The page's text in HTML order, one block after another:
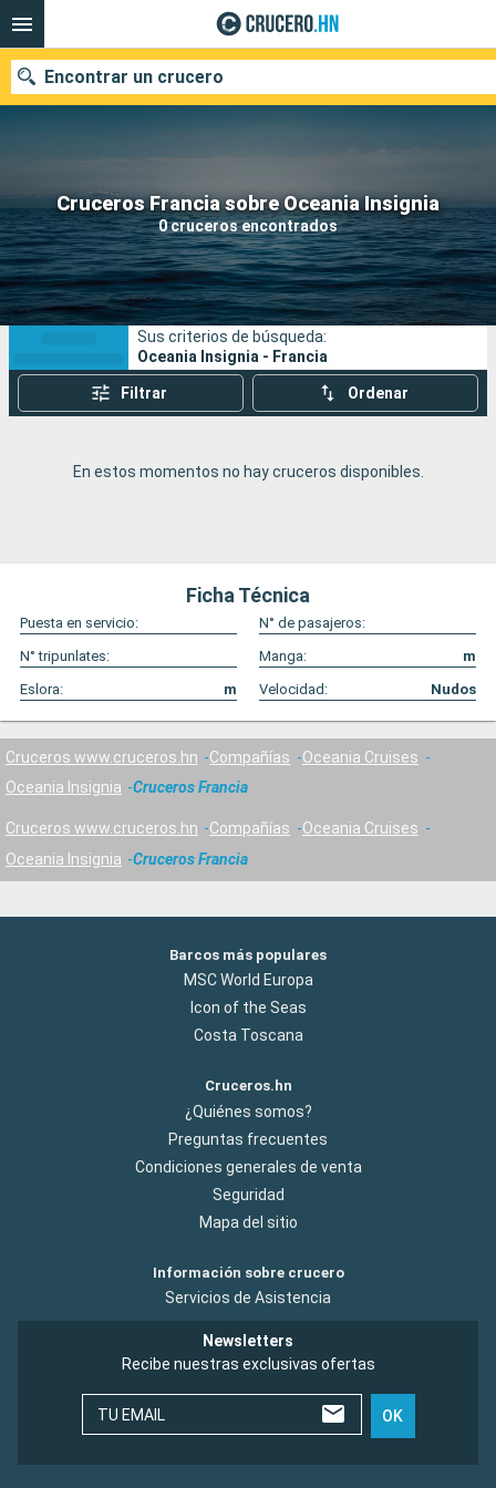
Cruceros Francia sobre Oceania Insignia
0 cruceros encontrados
Encontrar un crucero
Nuestros destinos
Fecha de salida
Puertos Compañías
Buscar
Sus criterios de búsqueda:
Oceania Insignia - Francia
Filtrar Ordenar
En estos momentos no hay cruceros disponibles.
Ficha Técnica
Puesta en servicio:
N° de pasajeros:
N° tripunlates:
Manga:
m
Eslora:
m Velocidad: Nudos
Cruceros www.cruceros.hn Compañías
Oceania Cruises
Oceania Insignia
Cruceros Francia
Cruceros www.cruceros.hn Compañías
Oceania Cruises
Oceania Insignia
Cruceros Francia
Barcos más populares
MSC World Europa
Icon of the Seas
Costa Toscana
Cruceros.hn
¿Quiénes somos?
Preguntas frecuentes
Condiciones generales de venta
Seguridad
Mapa del sitio
Información sobre crucero
Servicios de Asistencia
Newsletters
Recibe nuestras exclusivas ofertas
TU EMAIL OK